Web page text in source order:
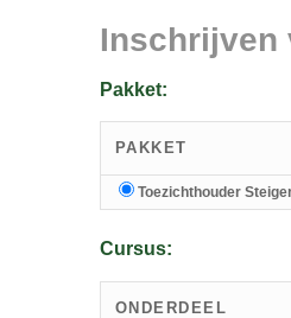
Inschrijven
Pakket:
PAKKET
Toezichthouder
Cursus:
ONDERDEEL